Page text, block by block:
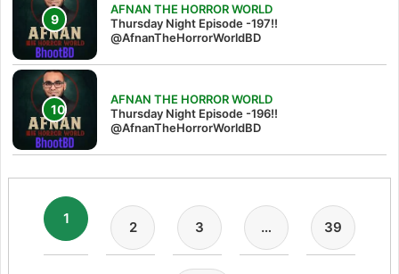
AFNAN THE HORROR WORLD
Thursday Night Episode -197!!‪
@AfnanTheHorrorWorldBD‬
AFNAN THE HORROR WORLD
Thursday Night Episode -196!!
@AfnanTheHorrorWorldBD
1
2 3 … 39